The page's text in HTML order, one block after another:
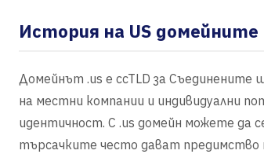
История на US домейните
Домейнът .us е ccTLD за Съединените
на местни компании и индивидуални
идентичност. С .us домейн можете да
търсачките често дават